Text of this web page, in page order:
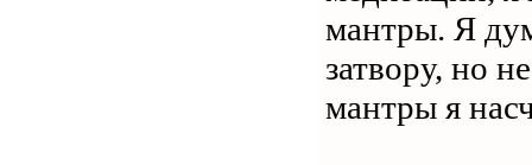
мантры. Я
затвору, но
мантры я